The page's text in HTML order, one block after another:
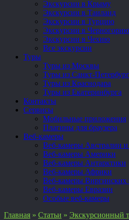
Экскурсии в Крыму
Экскурсии в Таиланд
Экскурсии в Турцию
Экскурсии в Черногорию
Экскурсии в Чехию
Все экскурсии
Туры
Туры из Москвы
Туры из Санкт-
Туры из Краснодара
Туры из Екатеринбурга
Контакты
Сервисы
Мобильные приложения
Плагины для браузера
Веб-камеры
Веб-камеры Австралии
Веб-камеры Америки
Веб-камеры Антарктики
Веб-камеры Африки
Веб-камеры Виргинских
Веб-камеры Евразии
Особые веб-камеры
Главная » Статьи » Экскурсионный